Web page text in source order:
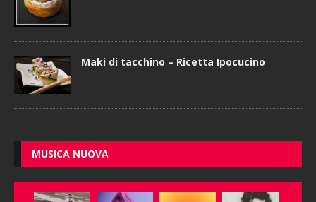
Maki di tacchino – Ricetta Ipocucino
MUSICA NUOVA